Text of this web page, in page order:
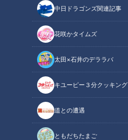
中日ドラゴンズ関連記事
花咲かタイムズ
太田×石井のデララバ
キユーピー３分クッキング
道との遭遇
ともだちたまご
CBCテレビ me:tone編集部
この記事の画像